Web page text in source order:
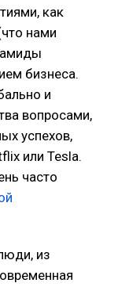
как
нами
бизнеса.
и
вопросами,
успехов,
или Tesla.
часто
из